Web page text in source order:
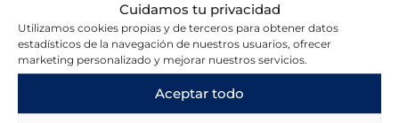
Cuidamos tu privacidad
Utilizamos cookies propias y de terceros para obtener datos
estadísticos de la navegación de nuestros usuarios, ofrecer
marketing personalizado y mejorar nuestros servicios.
Aceptar todo
Escribir una reseña